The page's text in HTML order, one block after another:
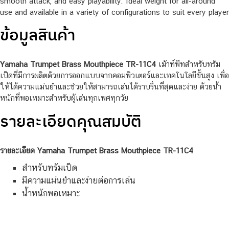
use and available in a variety of configurations to suit every player
ข้อมูลสินค้า
Yamaha Trumpet Brass Mouthpiece TR-11C4 เม้าท์พีทสำหรับทรัม
เป็ดที่มีการผลิตด้วยการออกแบบจากคอมพิวเตอร์และเทคโนโลยีขั้นสูง เพื่อ
ให้ได้ความแม่นยำและช่วยให้สามารถเล่นได้ราบรื่นที่สุดและง่าย ด้วยน้ำ
หนักที่พอเหมาะสำหรับผู้เล่นทุกเพศทุกวัย
รายละเอียดคุณสมบัติ
รายละเอียด Yamaha Trumpet Brass Mouthpiece TR-11C4
สำหรับทรัมเป็ด
มีความแม่นยำและง่ายต่อการเล่น
น้ำหนักพอเหมาะ